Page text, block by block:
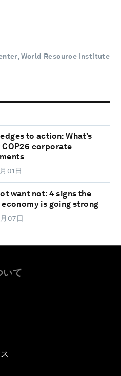
World Resource Institute
to action: What’s
corporate
01日
want not: 4 signs the
is going strong
07日
いて